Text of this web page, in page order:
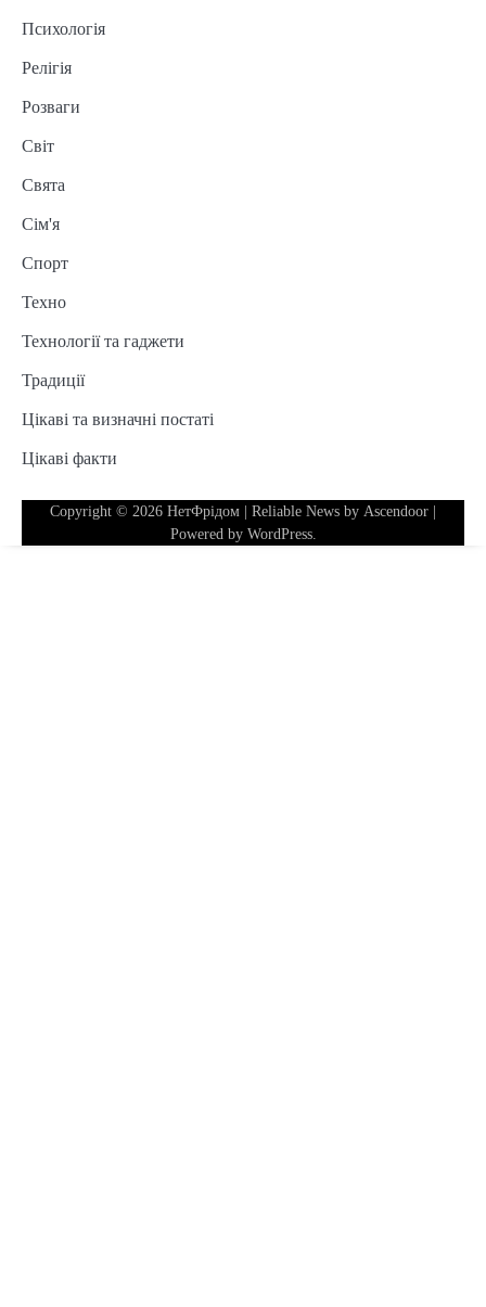
Психологія
Релігія
Розваги
Світ
Свята
Сім'я
Спорт
Техно
Технології та гаджети
Традиції
Цікаві та визначні постаті
Цікаві факти
Copyright © 2026 НетФрідом | Reliable News by Ascendoor |
Powered by WordPress.